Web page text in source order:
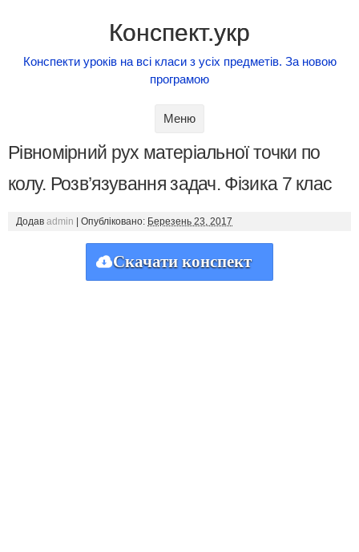
Конспект.укр
Конспекти уроків на всі класи з усіх предметів. За новою
програмою
Меню
Рівномірний рух матеріальної точки по
колу. Розв’язування задач. Фізика 7 клас
Додав admin Опубліковано: Березень 23, 2017
Скачати конспект